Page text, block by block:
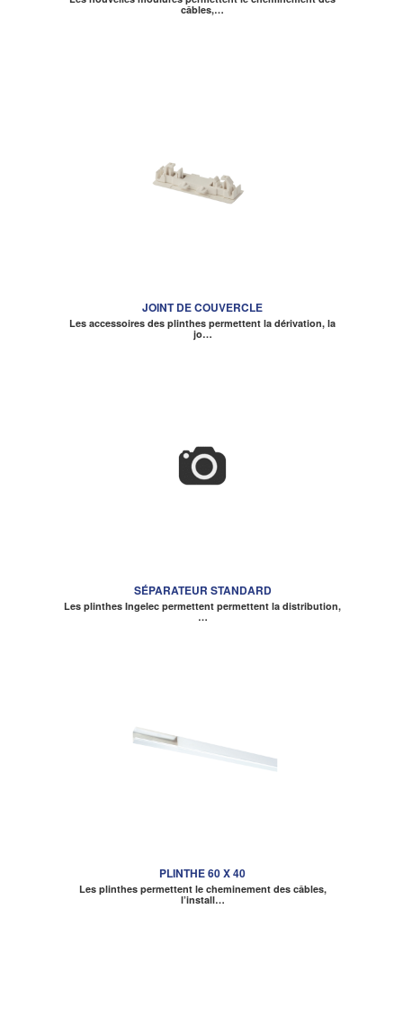
câbles,…
JOINT DE COUVERCLE
Les accessoires des plinthes permettent la dérivation, la
jo…
SÉPARATEUR STANDARD
Les plinthes Ingelec permettent permettent la distribution,
…
PLINTHE 60 X 40
Les plinthes permettent le cheminement des câbles,
l’install…